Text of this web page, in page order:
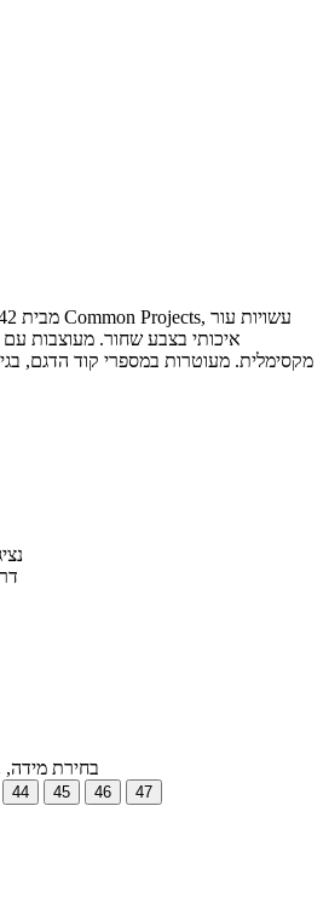
איכותי בצבע שחור. מעוצבות עם
מקסימלית. מעוטרות במספרי קוד הדגם,
דרך
בחירת מידה,
44 45 46
47